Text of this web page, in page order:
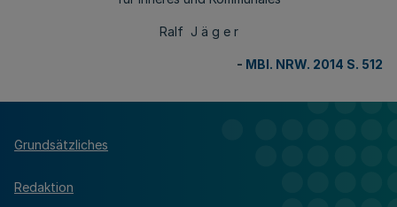
Ralf J ä g e r
- MBl. NRW. 2014 S. 512
Grundsätzliches
Redaktion